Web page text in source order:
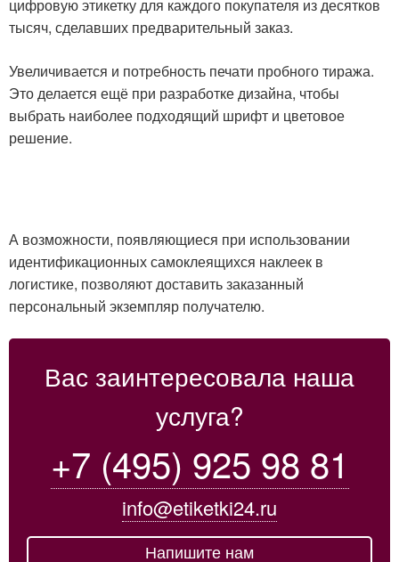
цифровую этикетку для каждого покупателя из десятков
тысяч, сделавших предварительный заказ.
Увеличивается и потребность печати пробного тиража.
Это делается ещё при разработке дизайна, чтобы
выбрать наиболее подходящий шрифт и цветовое
решение.
А возможности, появляющиеся при использовании
идентификационных самоклеящихся наклеек в
логистике, позволяют доставить заказанный
персональный экземпляр получателю.
Вас заинтересовала наша
услуга?
+7 (495) 925 98 81
info@etiketki24.ru
Напишите нам